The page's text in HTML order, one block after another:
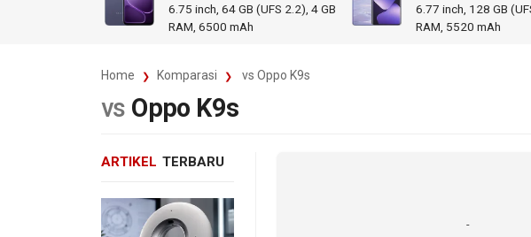
6.75 inch, 64 GB (UFS 2.2), 4 GB
RAM 6500 mAh
6.77 inch, 128 GB
RAM 5520 mAh
Home Komparasi vs Oppo K9s
vs Oppo K9s
ARTIKEL TERBARU
-